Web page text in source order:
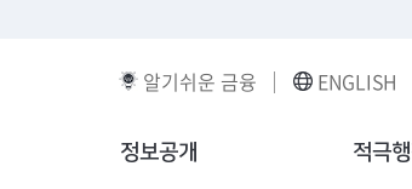
알기쉬운 금융 ENGLISH
정보공개 적극